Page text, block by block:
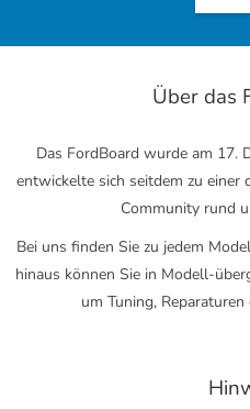
Über das
Das FordBoard wurde am 17.
entwickelte sich seitdem zu
Community rund
Bei uns finden Sie zu jedem
hinaus können Sie in Modell-
um Tuning,